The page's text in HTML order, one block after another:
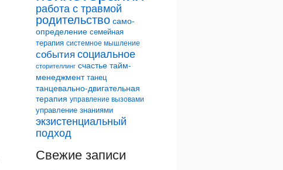
работа с травмой
родительство само-
определение семейная
терапия системное мышление
события социальное
сторителлинг счастье тайм-
менеджмент танец
танцевально-двигательная
терапия управление вызовами
управление знаниями
экзистенциальный
подход
Свежие записи